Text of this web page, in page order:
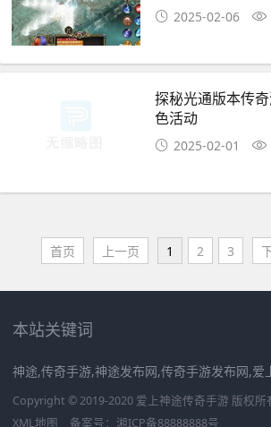
2025-02-06
探秘光通版本传
色活动
2025-02-01
首页 上一页 1 2 3
本站关键词
神途,传奇手游,神途发布网,传奇手游发布网,爱
Copyright © 2019-2020 爱上神途传奇手游 版权所
XML地图
备案号： 湘ICP备88888888号